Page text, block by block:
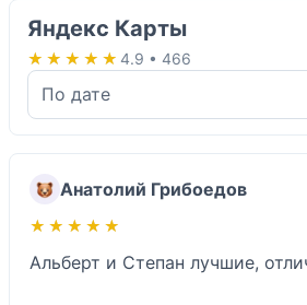
Яндекс Карты
★★★★★
★★★★★ 4.9 • 466
Анатолий Грибоедов
★★★★★
★★★★★
Альберт и Степан лучшие,